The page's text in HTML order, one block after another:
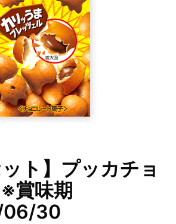
ット】プッカチョ
賞味期
06/30